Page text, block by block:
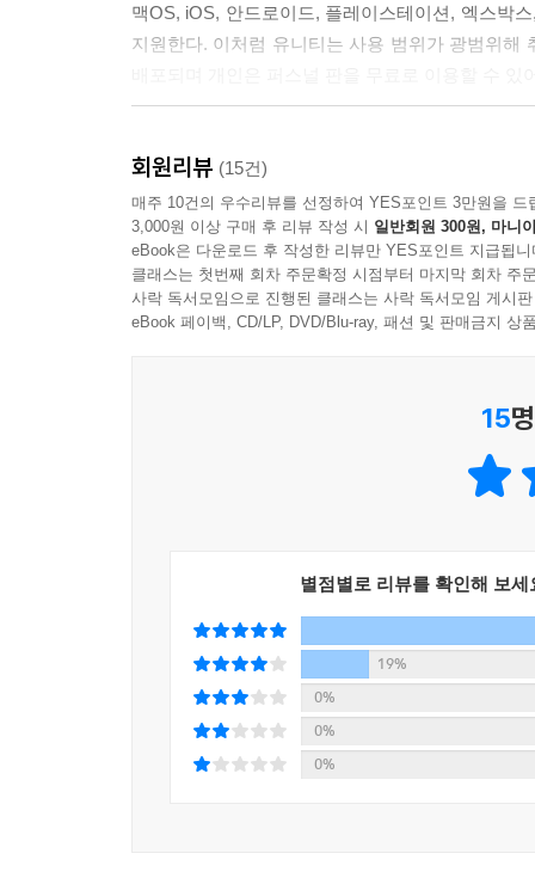
맥OS, iOS, 안드로이드, 플레이스테이션, 엑스박
지원한다. 이처럼 유니티는 사용 범위가 광범위해
강의 영상을 저자 카페(cafe.naver.com/
본문에서는 유니티 문법 소개부터 다양한 개발
설명하여 진정한 유니티 전문가의 길로 안내한다.
■ 저자의 말
유니티라는 엔진을 접하기 전, 많은 기능을 포함
사용할 수 있을 만큼 제대로 알고 있는 것이 중요합
회원리뷰 (15건)
매주 10건의 우수리뷰를 선정하여 YES포인트 3만원을 드
3,000원 이상 구매 후 리뷰 작성 시 일반회원 300원, 마니
eBook은 다운로드 후 작성한 리뷰만 YES포인트 지급됩니
클래스는 첫번째 회차 주문확정 시점부터 마지막 회차 주
사락 독서모임으로 진행된 클래스는 사락 독서모임 게시
eBook 페이백, CD/LP, DVD/Blu-ray, 패션 및 판매금지 상
15
별점별로 리뷰를 확인해 보세
19%
0%
0%
0%